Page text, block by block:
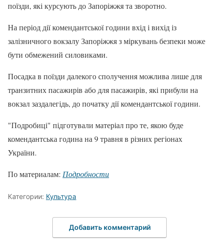
поїзди, які курсують до Запоріжжя та зворотно.
На період дії комендантської години вхід і вихід із
залізничного вокзалу Запоріжжя з міркувань безпеки може
бути обмежений силовиками.
Посадка в поїзди далекого сполучення можлива лише для
транзитних пасажирів або для пасажирів, які прибули на
вокзал заздалегідь, до початку дії комендантської години.
"Подробиці" підготували матеріал про те, якою буде
комендантська година на 9 травня в різних регіонах
України.
По материалам: Подробности
Категории: Культура
Добавить комментарий